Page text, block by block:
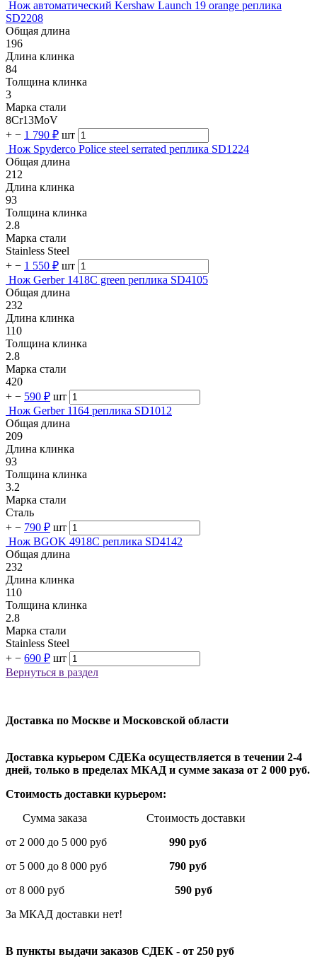
Нож автоматический Kershaw Launch 19 orange реплика
SD2208
Общая длина
196
Длина клинка
84
Толщина клинка
3
Марка стали
8Cr13MoV
+ − 1 790 ₽ шт
Нож Spyderco Police steel serrated реплика SD1224
Общая длина
212
Длина клинка
93
Толщина клинка
2.8
Марка стали
Stainless Steel
+ − 1 550 ₽ шт
Нож Gerber 1418C green реплика SD4105
Общая длина
232
Длина клинка
110
Толщина клинка
2.8
Марка стали
420
+ − 590 ₽ шт
Нож Gerber 1164 реплика SD1012
Общая длина
209
Длина клинка
93
Толщина клинка
3.2
Марка стали
Сталь
+ − 790 ₽ шт
Нож BGOK 4918C реплика SD4142
Общая длина
232
Длина клинка
110
Толщина клинка
2.8
Марка стали
Stainless Steel
+ − 690 ₽ шт
Вернуться в раздел
Доставка по Москве и Московской области
Доставка курьером СДЕКа осуществляется в течении 2-4
дней, только в пределах МКАД и сумме заказа от 2 000 руб.
Стоимость доставки курьером:
Сумма заказа Стоимость доставки
от 2 000 до 5 000 руб
990 руб
от 5 000 до 8 000 руб 790 руб
от 8 000 руб 590 руб
За МКАД доставки нет!
В пункты выдачи заказов СДЕК - от 250 руб